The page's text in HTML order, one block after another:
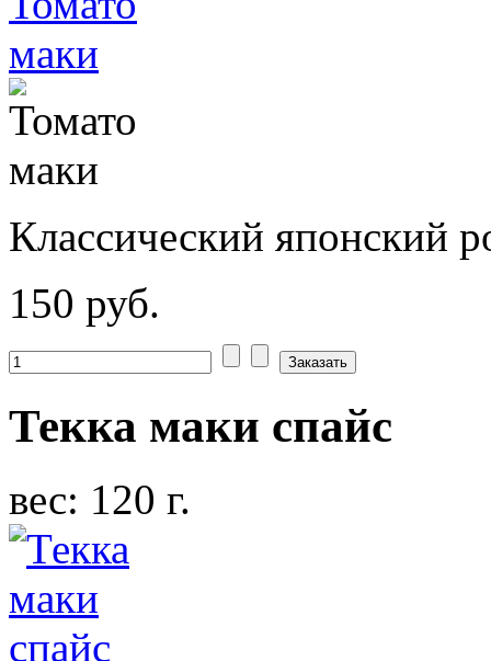
Классический японский
150 руб.
Текка маки спайс
вес: 120 г.